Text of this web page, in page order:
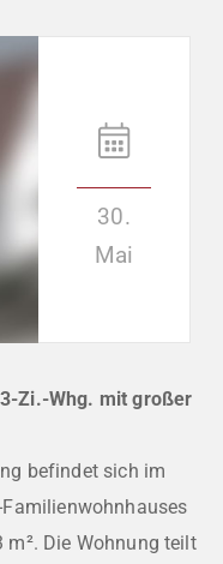
30.
Mai
Zi.-Whg. mit großer
befindet sich im
Die Wohnung teilt